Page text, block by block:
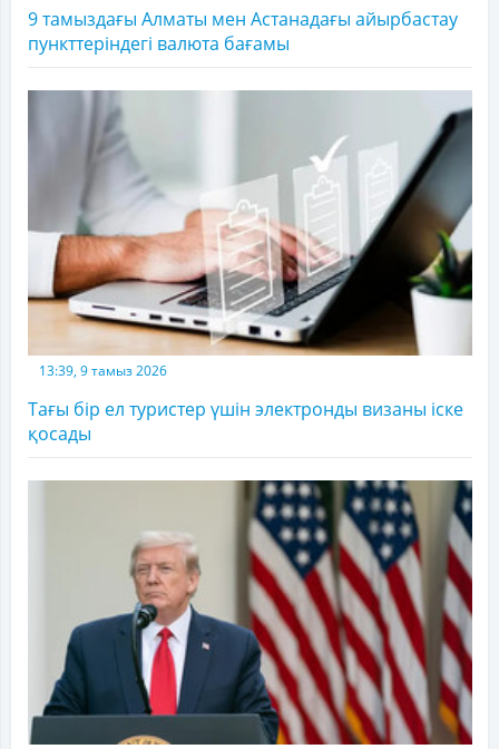
9 тамыздағы Алматы мен Астанадағы айырбастау
пункттеріндегі валюта бағамы
13:39, 9 тамыз 2026
Тағы бір ел туристер үшін электронды визаны іске
қосады